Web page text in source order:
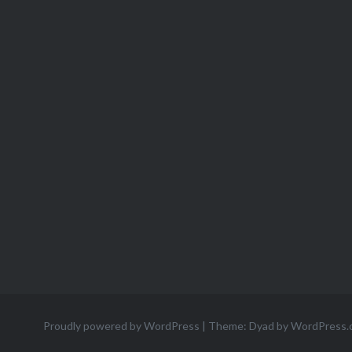
Proudly powered by WordPress | Theme: Dyad by